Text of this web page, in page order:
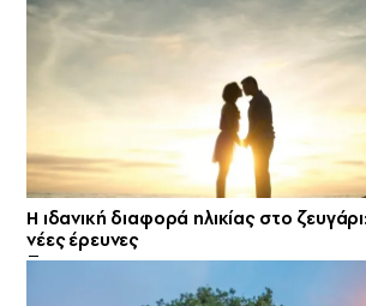
Η ιδανική διαφορά ηλικίας στο
νέες έρευνες